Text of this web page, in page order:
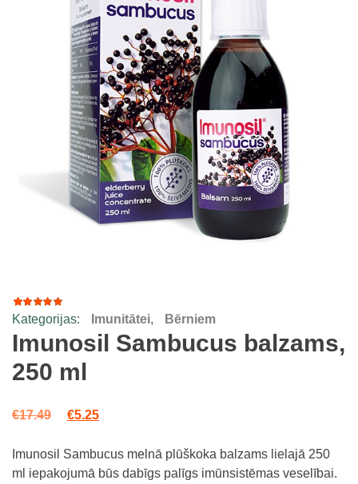
Rated
4.80
of 5
based
on
40
Kategorijas: Imunitātei, Bērniem
Imunosil Sambucus balzams,
250 ml
€17.49 Original price was: €17.49.
€5.25Current price is: €5.25.
Imunosil Sambucus melnā plūškoka balzams lielajā 250
ml iepakojumā būs dabīgs palīgs imūnsistēmas veselībai.